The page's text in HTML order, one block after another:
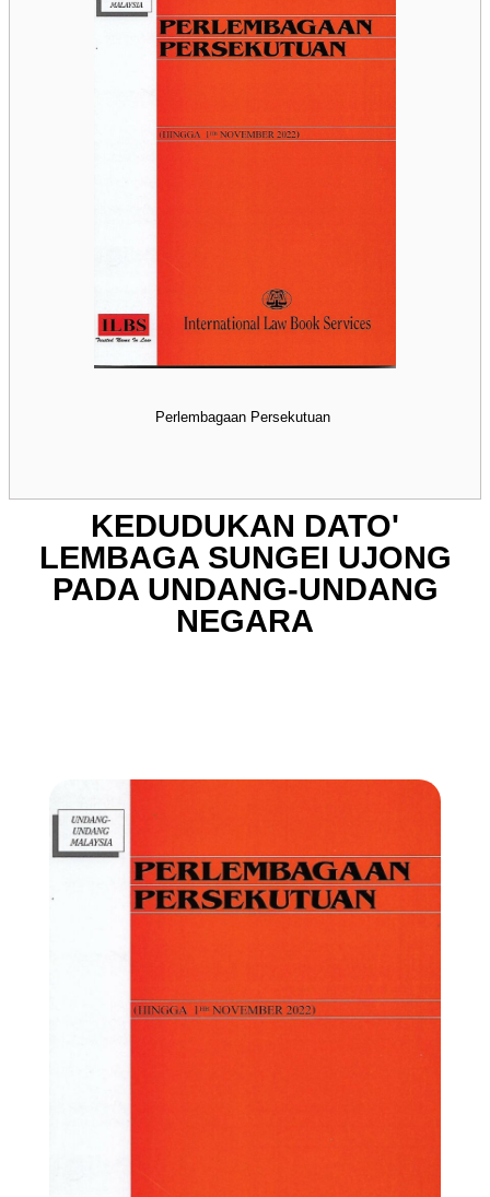
Perlembagaan Persekutuan
KEDUDUKAN DATO'
LEMBAGA SUNGEI UJONG
PADA UNDANG-UNDANG
NEGARA